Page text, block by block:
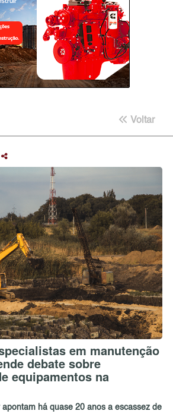
Voltar
em manutenção
debate sobre
equipamentos na
apontam há quase 20 anos a escassez de